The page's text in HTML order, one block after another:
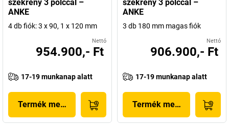
szekrény 3 polccal –
ANKE
4 db fiók: 3 x 90, 1 x 120 mm
Nettó
954.900,- Ft
17-19 munkanap alatt
Termék megjelenítése
szekrény 3 polccal –
ANKE
3 db 180 mm magas fiók
Nettó
906.900,- Ft
17-19 munkanap alatt
Termék megjelenítése